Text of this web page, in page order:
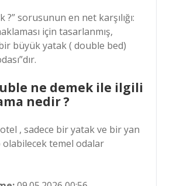
?” sorusunun en net karşılığı:
için tasarlanmış,
büyük yatak ( double bed)
ne demek ile ilgili
nedir ?
otel , sadece bir yatak ve bir yan
temel odalar